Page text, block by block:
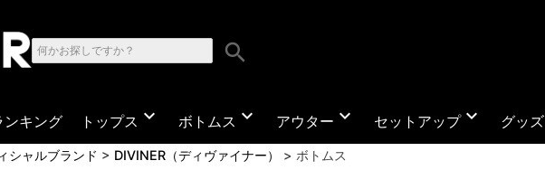
search
ンキング トップス expand_more ボトムス expand_more アウター expand_more セットアップexpand_more グッズ
シャルブランド DIVINER（ディヴァイナー） ボトムス